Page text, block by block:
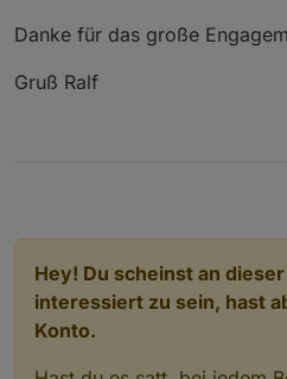
Danke für das große
Gruß Ralf
Hey! Du scheinst an
interessiert zu sein, hast
Konto.